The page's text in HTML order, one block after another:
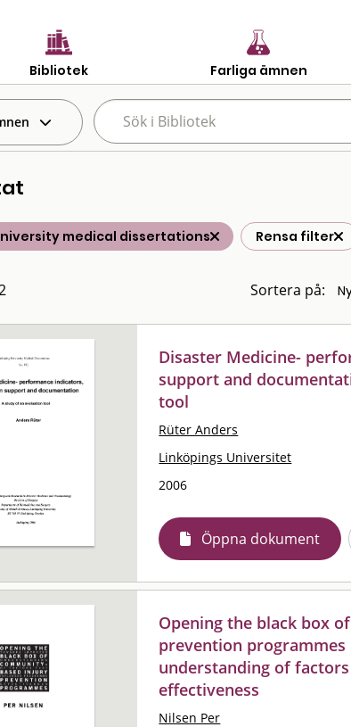
Bibliotek Farliga ämnen
medical dissertations Rensa filter
Sortera på:
Disaster Medicine-
support and
tool
Rüter Anders
Linköpings Universitet
2006
Öppna dokument
Opening the black box
prevention
understanding of
effectiveness
Nilsen Per